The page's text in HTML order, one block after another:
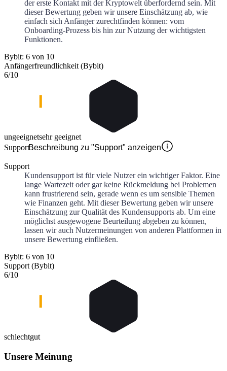
der erste Kontakt mit der Kryptowelt überfordernd sein. Mit
dieser Bewertung geben wir unsere Einschätzung ab, wie
einfach sich Anfänger zurechtfinden können: vom
Onboarding-Prozess bis hin zur Nutzung der wichtigsten
Funktionen.
Bybit: 6 von 10
Anfängerfreundlichkeit (Bybit)
6/10
ungeeignetsehr geeignet
SupportBeschreibung zu "Support" anzeigen
Support
Kundensupport ist für viele Nutzer ein wichtiger Faktor. Eine
lange Wartezeit oder gar keine Rückmeldung bei Problemen
kann frustrierend sein, gerade wenn es um sensible Themen
wie Finanzen geht. Mit dieser Bewertung geben wir unsere
Einschätzung zur Qualität des Kundensupports ab. Um eine
möglichst ausgewogene Beurteilung abgeben zu können,
lassen wir auch Nutzermeinungen von anderen Plattformen in
unsere Bewertung einfließen.
Bybit: 6 von 10
Support (Bybit)
6/10
schlechtgut
Unsere Meinung